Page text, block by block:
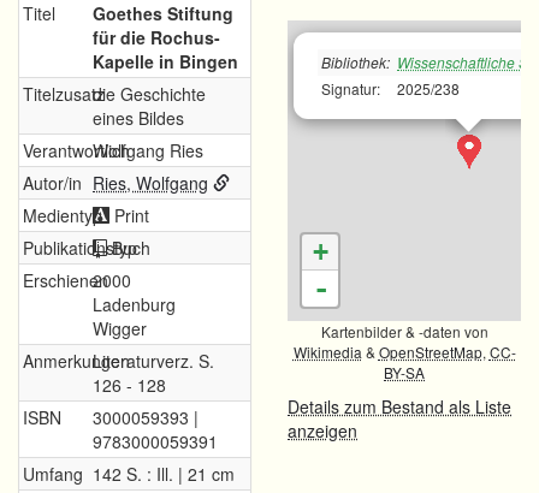
Titel
Goethes Stiftung
für die Rochus-
Kapelle in Bingen
Titelzusatzdie Geschichte
eines Bildes
VerantwortlichWolfgang Ries
Autor/in Ries, Wolfgang
Medientyp Print
Publikationstyp
Buch
Erschienen2000
Ladenburg
Wigger
AnmerkungenLiteraturverz. S.
126 - 128
ISBN
3000059393 |
9783000059391
Umfang 142 S. : Ill. | 21 cm
Bibliothek: Wissenschaftliche
Signatur:
2025/238
+
-
Kartenbilder & -daten von
Wikimedia & OpenStreetMap, CC-
BY-SA
Details zum Bestand als Liste
anzeigen